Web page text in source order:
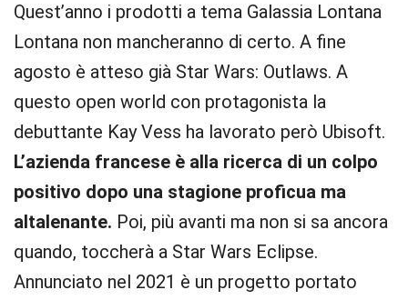
Quest’anno i prodotti a tema Galassia Lontana
Lontana non mancheranno di certo. A fine
agosto è atteso già Star Wars: Outlaws. A
questo open world con protagonista la
debuttante Kay Vess ha lavorato però Ubisoft.
L’azienda francese è alla ricerca di un colpo
positivo dopo una stagione proficua ma
altalenante. Poi, più avanti ma non si sa ancora
quando, toccherà a Star Wars Eclipse.
Annunciato nel 2021 è un progetto portato